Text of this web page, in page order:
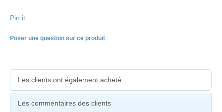
Pin it
Poser une question sur ce produit
Les clients ont également acheté
Les commentaires des clients